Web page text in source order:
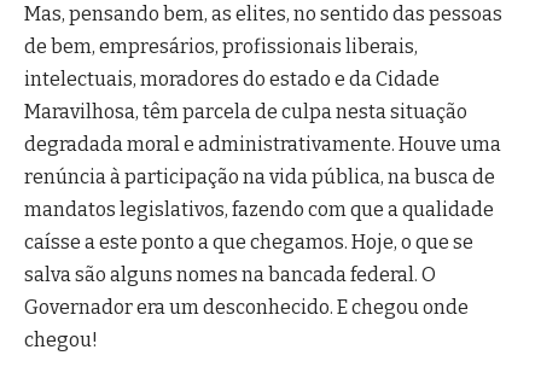
Mas, pensando bem, as elites, no sentido das pessoas
de bem, empresários, profissionais liberais,
intelectuais, moradores do estado e da Cidade
Maravilhosa, têm parcela de culpa nesta situação
degradada moral e administrativamente. Houve uma
renúncia à participação na vida pública, na busca de
mandatos legislativos, fazendo com que a qualidade
caísse a este ponto a que chegamos. Hoje, o que se
salva são alguns nomes na bancada federal. O
Governador era um desconhecido. E chegou onde
chegou!